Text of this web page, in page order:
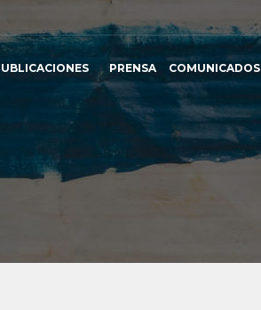
PRENSA COMUNICADOS